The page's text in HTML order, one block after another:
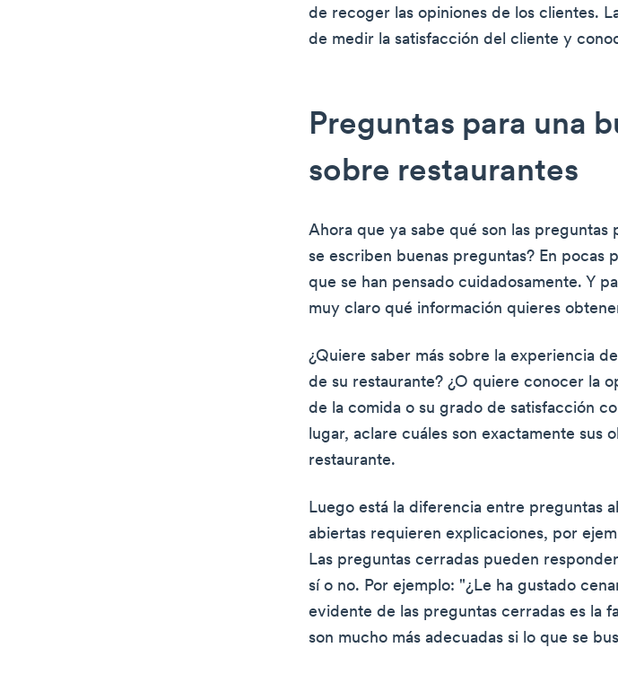
de recoger las opiniones de los clientes.
de medir la satisfacción del cliente y
Preguntas para una
sobre restaurantes
Ahora que ya sabe qué son las preguntas
se escriben buenas preguntas? En pocas
que se han pensado cuidadosamente. Y
muy claro qué información quieres
¿Quiere saber más sobre la experiencia
de su restaurante? ¿O quiere conocer la
de la comida o su grado de satisfacción
lugar, aclare cuáles son exactamente sus
restaurante.
Luego está la diferencia entre preguntas
abiertas requieren explicaciones, por
Las preguntas cerradas pueden
sí o no. Por ejemplo: "¿Le ha gustado
evidente de las preguntas cerradas es la
son mucho más adecuadas si lo que se